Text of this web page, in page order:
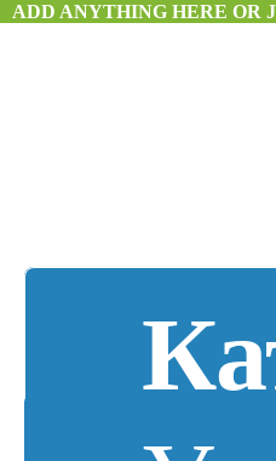
ADD ANYTHING HERE OR